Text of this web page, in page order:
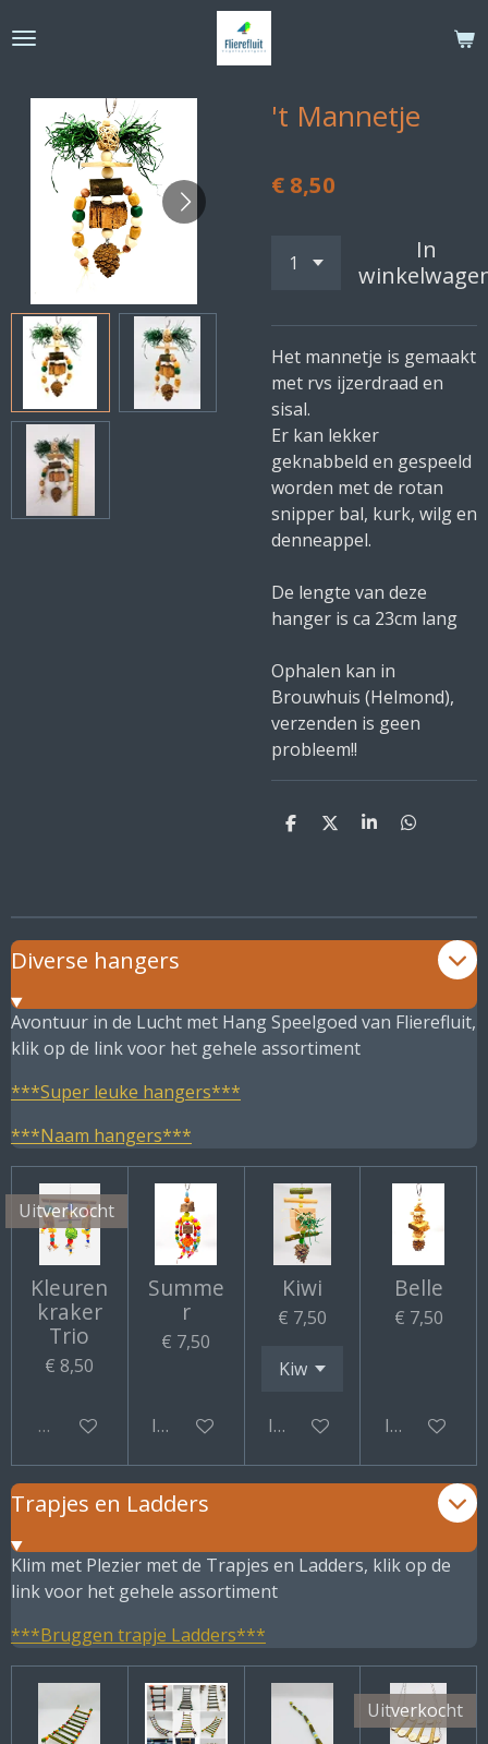
direct
hoofdinhoud
't Mannetje
€ 8,50
In
Het mannetje is gemaakt
met rvs ijzerdraad en
sisal.
Er kan lekker
geknabbeld en gespeeld
worden met de rotan
snipper bal, kurk, wilg en
denneappel.
De lengte van deze
hanger is ca 23cm lang
Ophalen kan in
Brouwhuis (Helmond),
verzenden is geen
probleem!!
D
D
S
D
Diverse hangers
Avontuur in de Lucht met Hang Speelgoed van Flierefluit,
klik op de link voor het gehele assortiment
***Super leuke hangers***
***Naam hangers***
Uitverkocht
Kleuren
kraker
Trio
€ 8,50
Uitverkocht
Summe
r
€ 7,50
In winkelwagen
Kiwi
€ 7,50
In winkelwagen
Belle
€ 7,50
In
Trapjes en Ladders
Klim met Plezier met de Trapjes en Ladders, klik op de
link voor het gehele assortiment
***Bruggen trapje Ladders***
Uitverkocht